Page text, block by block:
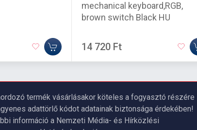
mechanical keyboard,RGB,
brown switch Black HU
14 720 Ft
termék vásárlásakor köteles a fogyasztó
adattörlő kódot adatainak biztonsága érdekében!
információ a Nemzeti Média- és Hírközlési